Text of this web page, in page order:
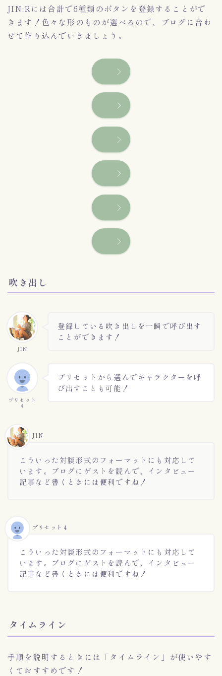
JIN:Rには合計で6種類のボタンを登録することがで
きます！色々な形のものが選べるので、ブログに合わ
せて作り込んでいきましょう。
吹き出し
JIN
登録している吹き出しを一瞬で呼び出す
ことができます！
プリセット
４
プリセットから選んでキャラクターを呼
び出すことも可能！
こういった対談形式のフォーマットにも対応して
います。ブログにゲストを読んで、インタビュー
記事など書くときには便利ですね！
JIN
こういった対談形式のフォーマットにも対応して
います。ブログにゲストを読んで、インタビュー
記事など書くときには便利ですね！
プリセット４
タイムライン
手順を説明するときには「タイムライン」が使いやす
くておすすめです！